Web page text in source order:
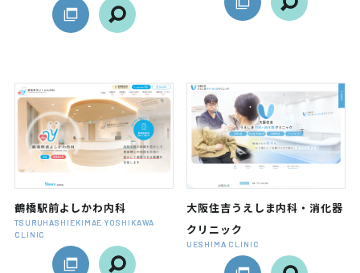
鶴橋駅前よしかわ内科
TSURUHASHIEKIMAE YOSHIKAWA
CLINIC
大阪住吉うえしま内科・消化器
クリニック
UESHIMA CLINIC